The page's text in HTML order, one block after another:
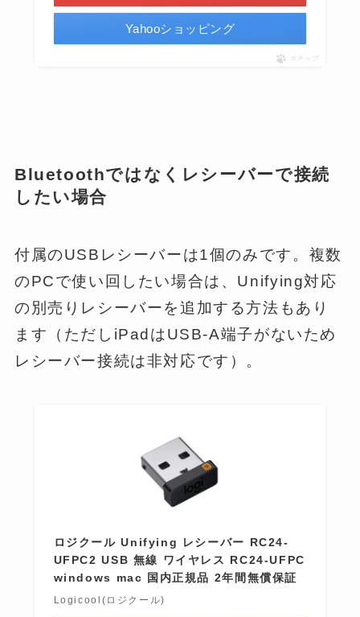
Yahooショッピング
ポチップ
Bluetoothではなくレシーバーで接続
したい場合
付属のUSBレシーバーは1個のみです。複数
のPCで使い回したい場合は、Unifying対応
の別売りレシーバーを追加する方法もあり
ます（ただしiPadはUSB-A端子がないため
レシーバー接続は非対応です）。
ロジクール Unifying レシーバー RC24-
UFPC2 USB 無線 ワイヤレス RC24-UFPC
windows mac 国内正規品 2年間無償保証
Logicool(ロジクール)